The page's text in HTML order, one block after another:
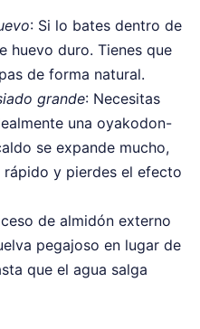
: Si lo bates dentro de
huevo duro. Tienes que
de forma natural.
grande: Necesitas
una oyakodon-
se expande mucho,
rápido y pierdes el efecto
de almidón externo
pegajoso en lugar de
que el agua salga